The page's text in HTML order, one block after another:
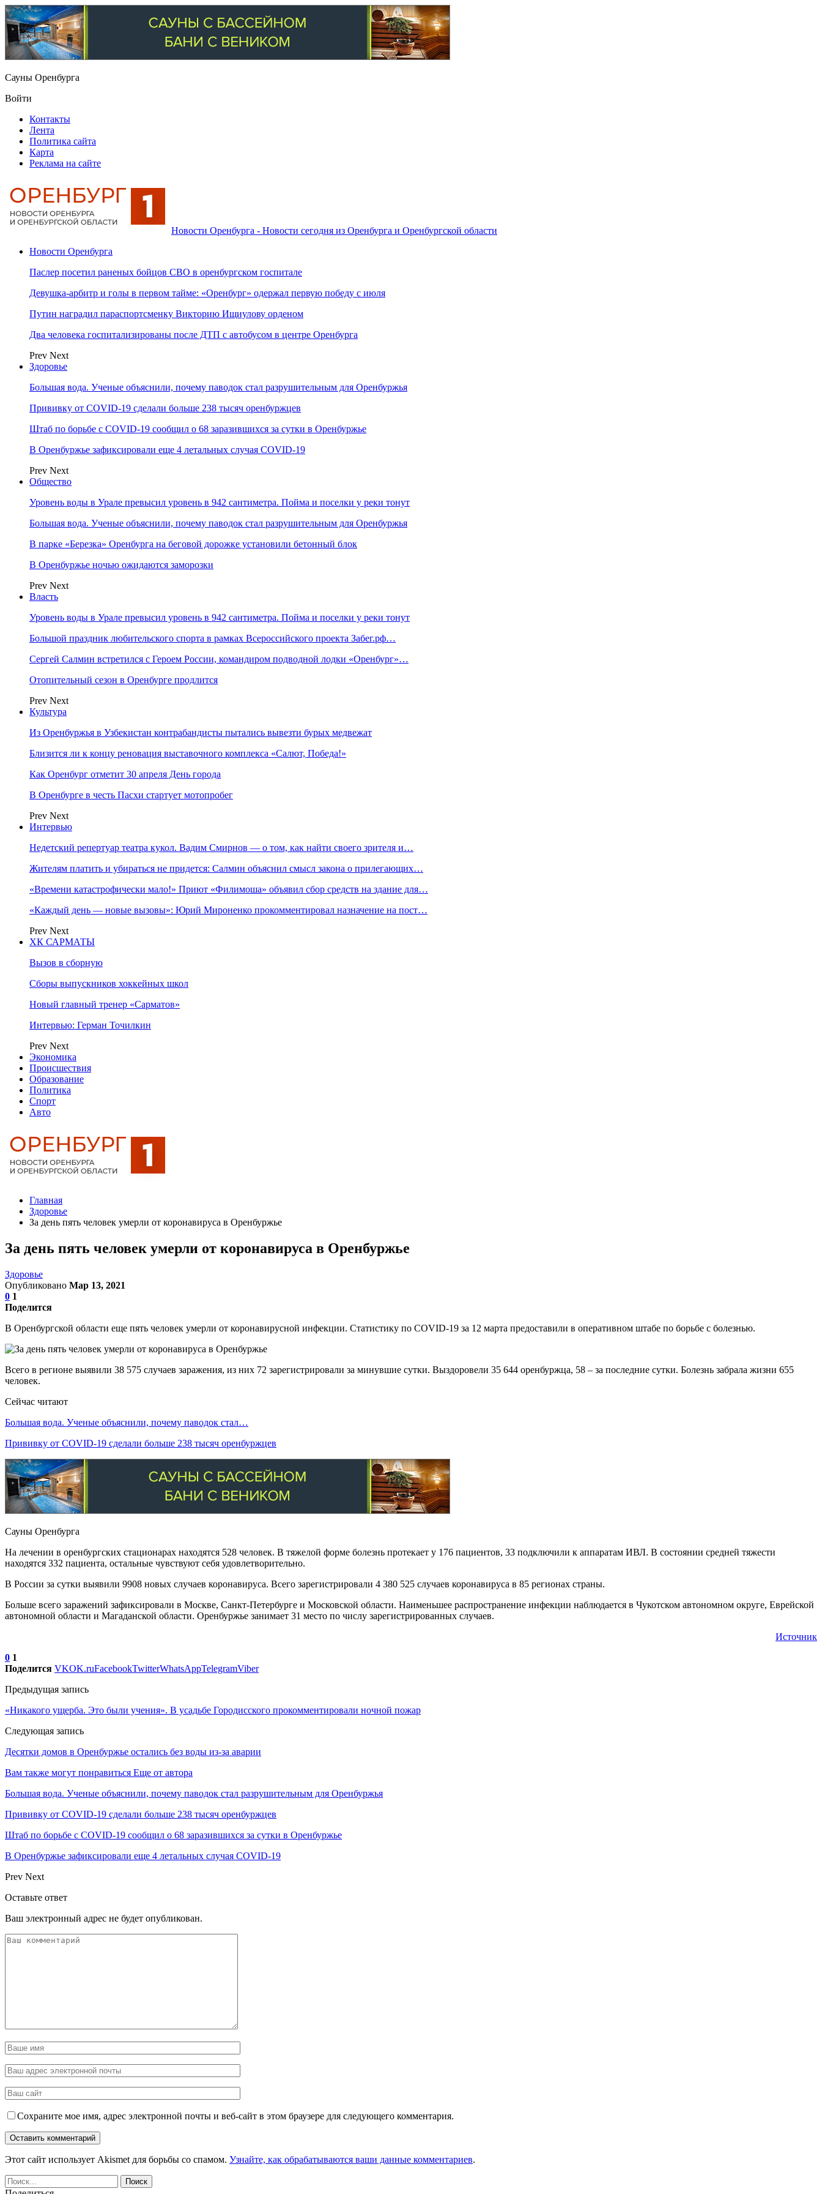
Сауны Оренбурга
Войти
Контакты
Лента
Политика сайта
Карта
Реклама на сайте
Новости Оренбурга - Новости сегодня из Оренбурга и Оренбургской области
Новости Оренбурга
Паслер посетил раненых бойцов СВО в оренбургском госпитале
Девушка-арбитр и голы в первом тайме: «Оренбург» одержал первую победу с июля
Путин наградил параспортсменку Викторию Ищиулову орденом
Два человека госпитализированы после ДТП с автобусом в центре Оренбурга
Prev Next
Здоровье
Большая вода. Ученые объяснили, почему паводок стал разрушительным для Оренбуржья
Прививку от COVID-19 сделали больше 238 тысяч оренбуржцев
Штаб по борьбе с СOVID-19 сообщил о 68 заразившихся за сутки в Оренбуржье
В Оренбуржье зафиксировали еще 4 летальных случая COVID-19
Prev Next
Общество
Уровень воды в Урале превысил уровень в 942 сантиметра. Пойма и поселки у реки тонут
Большая вода. Ученые объяснили, почему паводок стал разрушительным для Оренбуржья
В парке «Березка» Оренбурга на беговой дорожке установили бетонный блок
В Оренбуржье ночью ожидаются заморозки
Prev Next
Власть
Уровень воды в Урале превысил уровень в 942 сантиметра. Пойма и поселки у реки тонут
Большой праздник любительского спорта в рамках Всероссийского проекта Забег.рф…
Сергей Салмин встретился с Героем России, командиром подводной лодки «Оренбург»…
Отопительный сезон в Оренбурге продлится
Prev Next
Культура
Из Оренбуржья в Узбекистан контрабандисты пытались вывезти бурых медвежат
Близится ли к концу реновация выставочного комплекса «Салют, Победа!»
Как Оренбург отметит 30 апреля День города
В Оренбурге в честь Пасхи стартует мотопробег
Prev Next
Интервью
Недетский репертуар театра кукол. Вадим Смирнов — о том, как найти своего зрителя и…
Жителям платить и убираться не придется: Салмин объяснил смысл закона о прилегающих…
«Времени катастрофически мало!» Приют «Филимоша» объявил сбор средств на здание для…
«Каждый день — новые вызовы»: Юрий Мироненко прокомментировал назначение на пост…
Prev Next
ХК САРМАТЫ
Вызов в сборную
Сборы выпускников хоккейных школ
Новый главный тренер «Сарматов»
Интервью: Герман Точилкин
Prev Next
Экономика
Происшествия
Образование
Политика
Спорт
Авто
Главная
Здоровье
За день пять человек умерли от коронавируса в Оренбуржье
За день пять человек умерли от коронавируса в Оренбуржье
Здоровье
Опубликовано Мар 13, 2021
0 1
Поделится
В Оренбургской области еще пять человек умерли от коронавирусной инфекции. Статистику по COVID-19 за 12 марта предоставили в оперативном штабе по борьбе с болезнью.
Всего в регионе выявили 38 575 случаев заражения, из них 72 зарегистрировали за минувшие сутки. Выздоровели 35 644 оренбуржца, 58 – за последние сутки. Болезнь забрала жизни 655
человек.
Сейчас читают
Большая вода. Ученые объяснили, почему паводок стал…
Прививку от COVID-19 сделали больше 238 тысяч оренбуржцев
Сауны Оренбурга
На лечении в оренбургских стационарах находятся 528 человек. В тяжелой форме болезнь протекает у 176 пациентов, 33 подключили к аппаратам ИВЛ. В состоянии средней тяжести
находятся 332 пациента, остальные чувствуют себя удовлетворительно.
В России за сутки выявили 9908 новых случаев коронавируса. Всего зарегистрировали 4 380 525 случаев коронавируса в 85 регионах страны.
Больше всего заражений зафиксировали в Москве, Санкт-Петербурге и Московской области. Наименьшее распространение инфекции наблюдается в Чукотском автономном округе, Еврейской
автономной области и Магаданской области. Оренбуржье занимает 31 место по числу зарегистрированных случаев.
Источник
0 1
Поделится VKOK.ruFacebookTwitterWhatsAppTelegramViber
Предыдущая запись
«Никакого ущерба. Это были учения». В усадьбе Городисского прокомментировали ночной пожар
Следующая запись
Десятки домов в Оренбуржье остались без воды из-за аварии
Вам также могут понравиться Еще от автора
Большая вода. Ученые объяснили, почему паводок стал разрушительным для Оренбуржья
Прививку от COVID-19 сделали больше 238 тысяч оренбуржцев
Штаб по борьбе с СOVID-19 сообщил о 68 заразившихся за сутки в Оренбуржье
В Оренбуржье зафиксировали еще 4 летальных случая COVID-19
Prev Next
Оставьте ответ
Ваш электронный адрес не будет опубликован.
Сохраните мое имя, адрес электронной почты и веб-сайт в этом браузере для следующего комментария.
Этот сайт использует Akismet для борьбы со спамом. Узнайте, как обрабатываются ваши данные комментариев.